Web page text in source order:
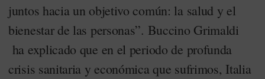
juntos hacia un objetivo común: la salud y el
bienestar de las personas”. Buccino Grimaldi
ha explicado que en el periodo de profunda
crisis sanitaria y económica que sufrimos, Italia